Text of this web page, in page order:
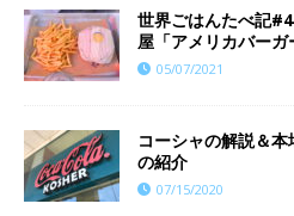
世界ごはんたべ記
屋「アメリカバーガ
05/07/2021
コーシャの解説＆
の紹介
07/15/2020